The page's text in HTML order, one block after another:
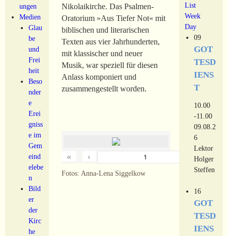
ungen
Medien
Glau
be
und
Frei
heit
Beso
nder
e
Erei
gniss
e im
Gem
eind
elebe
n
Bild
er
der
Kirc
he
Nikolaikirche. Das Psalmen-
Oratorium »Aus Tiefer Not« mit
biblischen und literarischen
Texten aus vier Jahrhunderten,
mit klassischer und neuer
Musik, war speziell für diesen
Anlass komponiert und
zusammengestellt worden.
« ‹ von18
Fotos: Anna-Lena Siggelkow
List
Week
Day
09
GOT
TESD
IENS
T
10.00
-11.00
09.08.2
6
Lektor
Holger
Steffen
16
GOT
TESD
IENS